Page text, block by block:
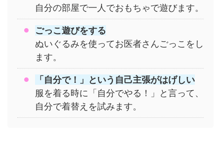
自分の部屋で一人でおもちゃで遊びます。
ごっこ遊びをする
ぬいぐるみを使ってお医者さんごっこをし
ます。
「自分で！」という自己主張がはげしい
服を着る時に「自分でやる！」と言って、
自分で着替えを試みます。